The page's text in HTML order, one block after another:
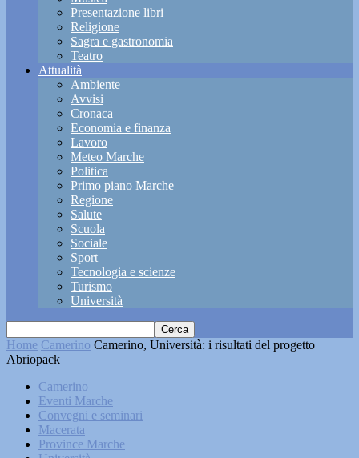
Presentazione libri
Religione
Sagra e gastronomia
Teatro
Attualità
Ambiente
Avvisi
Cronaca
Economia e finanza
Lavoro
Meteo Marche
Politica
Primo piano Marche
Regione
Salute
Scuola
Sociale
Sport
Tecnologia e scienze
Turismo
Università
Home Camerino Camerino, Università: i risultati del progetto
Abriopack
Camerino
Eventi Marche
Convegni e seminari
Macerata
Province Marche